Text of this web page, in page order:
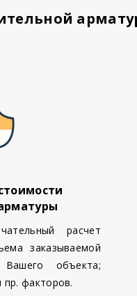
расчет
заказываемой
Вашего объекта;
пр. факторов.